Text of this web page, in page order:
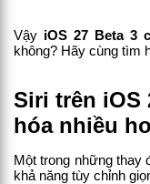
Vậy iOS 27 Beta 3
không? Hãy cùng tìm
Siri trên iOS
hóa nhiều
Một trong những thay
khả năng tùy chỉnh